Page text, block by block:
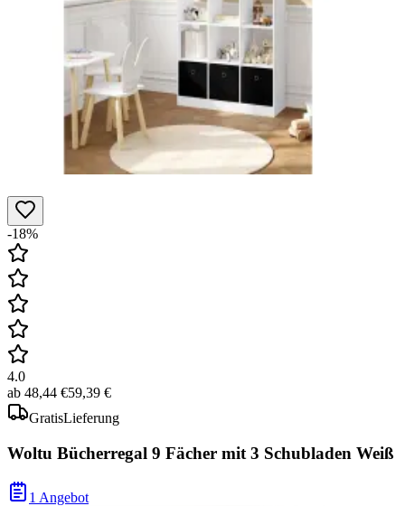
-18%
4.0
ab 48,44 €59,39 €
GratisLieferung
Woltu Bücherregal 9 Fächer mit 3 Schubladen Weiß
1 Angebot